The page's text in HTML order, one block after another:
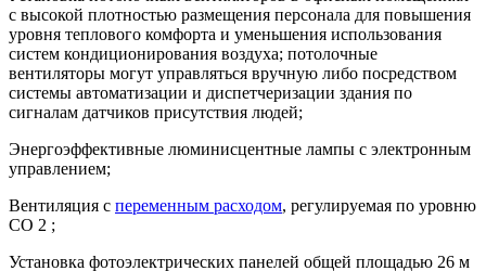
с высокой плотностью размещения персонала для повышения
уровня теплового комфорта и уменьшения использования
систем кондиционирования воздуха; потолочные
вентиляторы могут управляться вручную либо посредством
системы автоматизации и диспетчеризации здания по
сигналам датчиков присутствия людей;
Энергоэффективные люминисцентные лампы с электронным
управлением;
Вентиляция с переменным расходом, регулируемая по уровню
СО 2 ;
Установка фотоэлектрических панелей общей площадью 26 м